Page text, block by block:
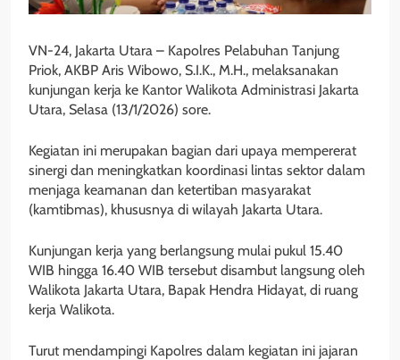
VN-24, Jakarta Utara – Kapolres Pelabuhan Tanjung
Priok, AKBP Aris Wibowo, S.I.K., M.H., melaksanakan
kunjungan kerja ke Kantor Walikota Administrasi Jakarta
Utara, Selasa (13/1/2026) sore.
Kegiatan ini merupakan bagian dari upaya mempererat
sinergi dan meningkatkan koordinasi lintas sektor dalam
menjaga keamanan dan ketertiban masyarakat
(kamtibmas), khususnya di wilayah Jakarta Utara.
Kunjungan kerja yang berlangsung mulai pukul 15.40
WIB hingga 16.40 WIB tersebut disambut langsung oleh
Walikota Jakarta Utara, Bapak Hendra Hidayat, di ruang
kerja Walikota.
Turut mendampingi Kapolres dalam kegiatan ini jajaran